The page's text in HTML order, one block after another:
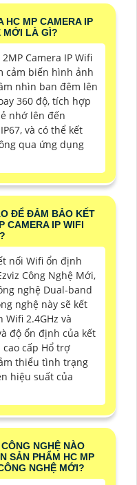
HC MP CAMERA IP
MỚI LÀ GÌ?
Camera IP Wifi
cảm biến hình ảnh
nhìn ban đêm lên
360 độ, tích hợp
nhớ lên đến
và có thể kết
qua ứng dụng
ĐỂ ĐẢM BẢO KẾT
CAMERA IP WIFI
nối Wifi ổn định
Công Nghệ Mới,
nghệ Dual-band
nghệ này sẽ kết
2.4GHz và
độ ổn định của kết
cấp Hổ trợ
thiểu tình trạng
hiệu suất của
NGHỆ NÀO
SẢN PHẨM HC MP
NGHỆ MỚI?